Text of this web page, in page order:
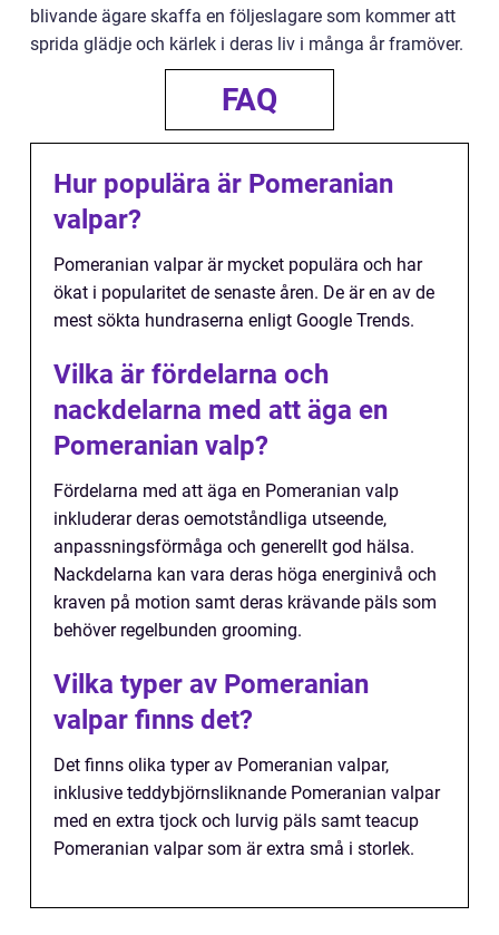
blivande ägare skaffa en följeslagare som kommer att
sprida glädje och kärlek i deras liv i många år framöver.
FAQ
Hur populära är Pomeranian
valpar?
Pomeranian valpar är mycket populära och har
ökat i popularitet de senaste åren. De är en av de
mest sökta hundraserna enligt Google Trends.
Vilka är fördelarna och
nackdelarna med att äga en
Pomeranian valp?
Fördelarna med att äga en Pomeranian valp
inkluderar deras oemotståndliga utseende,
anpassningsförmåga och generellt god hälsa.
Nackdelarna kan vara deras höga energinivå och
kraven på motion samt deras krävande päls som
behöver regelbunden grooming.
Vilka typer av Pomeranian
valpar finns det?
Det finns olika typer av Pomeranian valpar,
inklusive teddybjörnsliknande Pomeranian valpar
med en extra tjock och lurvig päls samt teacup
Pomeranian valpar som är extra små i storlek.